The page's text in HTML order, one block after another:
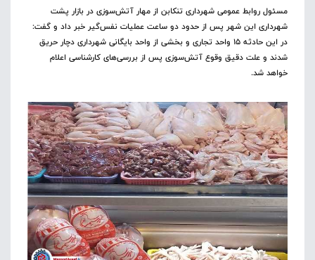
مسئول روابط عمومی شهرداری تنکابن از مهار آتش‌سوزی در بازار پشت
شهرداری این شهر پس از حدود دو ساعت عملیات نفس‌گیر خبر داد و گفت:
در این حادثه ۱۵ واحد تجاری و بخشی از واحد بایگانی شهرداری دچار حریق
شدند و علت دقیق وقوع آتش‌سوزی پس از بررسی‌های کارشناسی اعلام
خواهد شد.